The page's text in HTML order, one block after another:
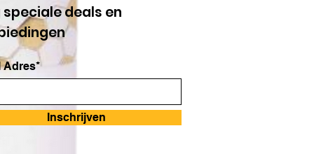
speciale deals en
Adres*
Inschrijven